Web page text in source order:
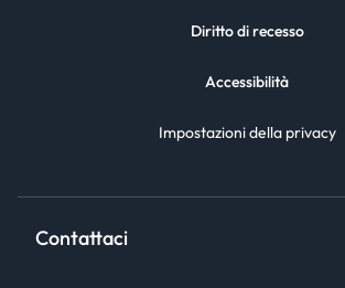
Diritto di recesso
Accessibilità
Impostazioni della privacy
Contattaci